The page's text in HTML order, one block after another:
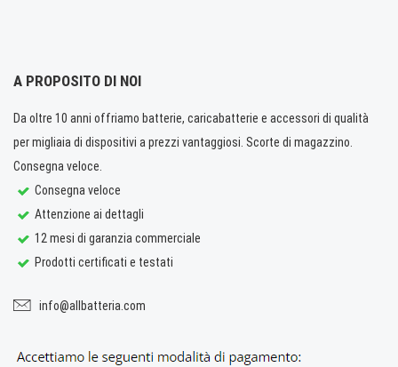
A PROPOSITO DI NOI
Da oltre 10 anni offriamo batterie, caricabatterie e accessori di qualità
per migliaia di dispositivi a prezzi vantaggiosi. Scorte di magazzino.
Consegna veloce.
Consegna veloce
Attenzione ai dettagli
12 mesi di garanzia commerciale
Prodotti certificati e testati
info@allbatteria.com